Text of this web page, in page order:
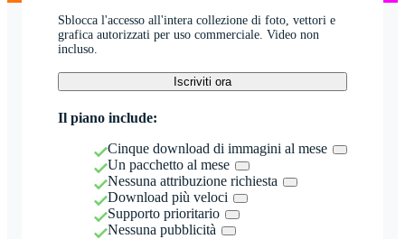
Sblocca l'accesso all'intera collezione di foto, vettori e
grafica autorizzati per uso commerciale. Video non
incluso.
Iscriviti ora
Il piano include:
Cinque download di immagini al mese
Un pacchetto al mese
Nessuna attribuzione richiesta
Download più veloci
Supporto prioritario
Nessuna pubblicità